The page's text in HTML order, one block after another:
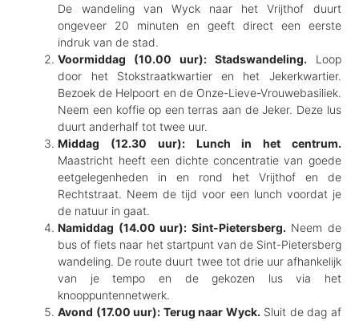
De wandeling van Wyck naar het Vrijthof duurt
ongeveer 20 minuten en geeft direct een eerste
indruk van de stad.
Voormiddag (10.00 uur): Stadswandeling. Loop
door het Stokstraatkwartier en het Jekerkwartier.
Bezoek de Helpoort en de Onze-Lieve-Vrouwebasiliek.
Neem een koffie op een terras aan de Jeker. Deze lus
duurt anderhalf tot twee uur.
Middag (12.30 uur): Lunch in het centrum.
Maastricht heeft een dichte concentratie van goede
eetgelegenheden in en rond het Vrijthof en de
Rechtstraat. Neem de tijd voor een lunch voordat je
de natuur in gaat.
Namiddag (14.00 uur): Sint-Pietersberg. Neem de
bus of fiets naar het startpunt van de Sint-Pietersberg
wandeling. De route duurt twee tot drie uur afhankelijk
van je tempo en de gekozen lus via het
knooppuntennetwerk.
Avond (17.00 uur): Terug naar Wyck. Sluit de dag af